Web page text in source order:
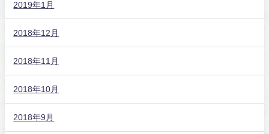
2019年1月
2018年12月
2018年11月
2018年10月
2018年9月